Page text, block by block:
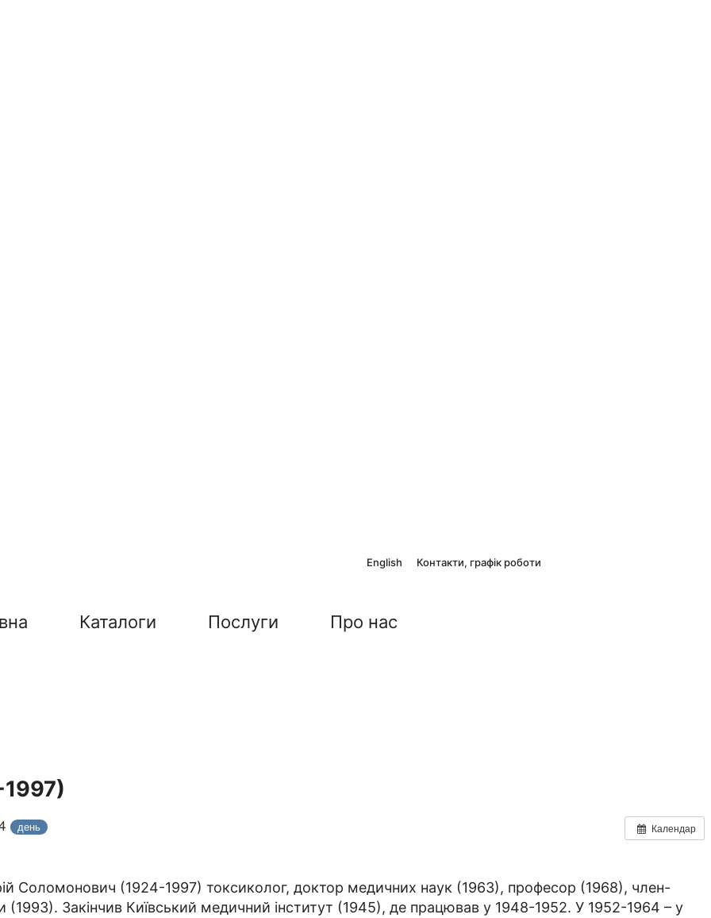
English Контакти, графік роботи
Каталоги Послуги Про нас
Календар
день
Соломонович (1924-1997) токсиколог, доктор медичних наук (1963), професор (1968), член-
Закінчив Київський медичний інститут (1945), де працював у 1948-1952. У 1952-1964 – у